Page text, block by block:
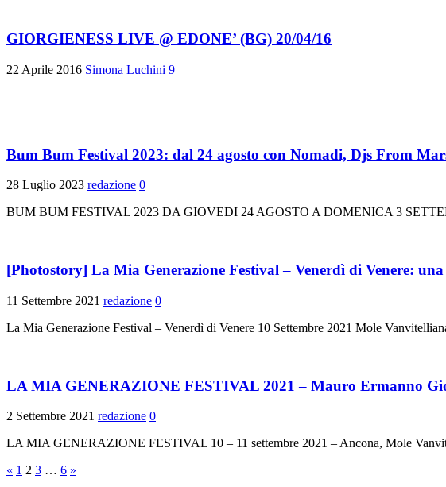
GIORGIENESS LIVE @ EDONE’ (BG) 20/04/16
22 Aprile 2016 Simona Luchini 9
Bum Bum Festival 2023: dal 24 agosto con Nomadi, Djs From
28 Luglio 2023 redazione 0
BUM BUM FESTIVAL 2023 DA GIOVEDI 24 AGOSTO A DOMENICA 3
[Photostory] La Mia Generazione Festival – Venerdì di Venere:
11 Settembre 2021 redazione 0
La Mia Generazione Festival – Venerdì di Venere 10 Settembre 2021 Mole
LA MIA GENERAZIONE FESTIVAL 2021 – Mauro Ermanno
2 Settembre 2021 redazione 0
LA MIA GENERAZIONE FESTIVAL 10 – 11 settembre 2021 – Ancona, Mole
Paginazione
« 1 2 3 … 6 »